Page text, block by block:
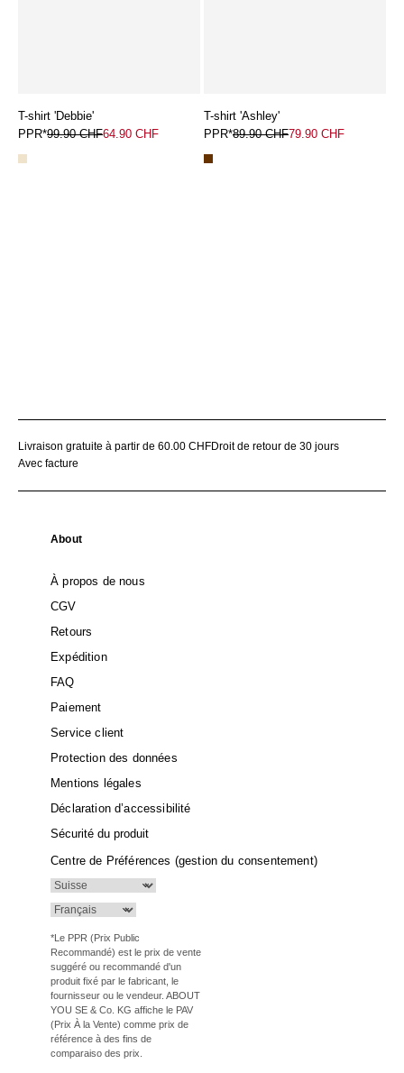
T-shirt 'Debbie'
PPR*99.90 CHF64.90 CHF
T-shirt 'Ashley'
PPR*89.90 CHF79.90 CHF
Livraison gratuite à partir de 60.00 CHFDroit de retour de 30 jours
Avec facture
About
À propos de nous
CGV
Retours
Expédition
FAQ
Paiement
Service client
Protection des données
Mentions légales
Déclaration d’accessibilité
Sécurité du produit
Centre de Préférences (gestion du consentement)
*Le PPR (Prix Public
Recommandé) est le prix de vente
suggéré ou recommandé d'un
produit fixé par le fabricant, le
fournisseur ou le vendeur. ABOUT
YOU SE & Co. KG affiche le PAV
(Prix À la Vente) comme prix de
référence à des fins de
comparaiso des prix.